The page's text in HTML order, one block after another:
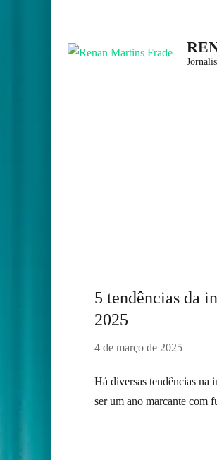
content
5 tendências da
2025
4 de março de 2025
Há diversas tendências na
ser um ano marcante com